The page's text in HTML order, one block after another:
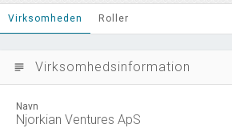
Virksomheden Roller
subject Virksomhedsinformation
Navn
Njorkian Ventures ApS